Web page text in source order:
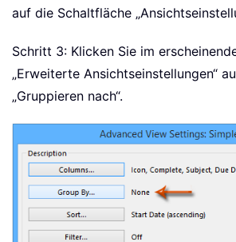
auf die Schaltfläche
Schritt 3: Klicken Sie im
„Erweiterte Ansichtseinstellungen“
„Gruppieren nach“.